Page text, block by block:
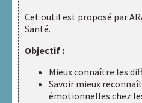
Cet outil est proposé par
Santé.
Objectif :
Mieux connaître les
Savoir mieux
émotionnelles chez